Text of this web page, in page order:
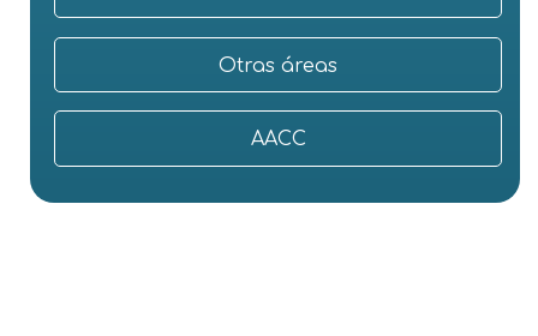
Otras áreas
AACC